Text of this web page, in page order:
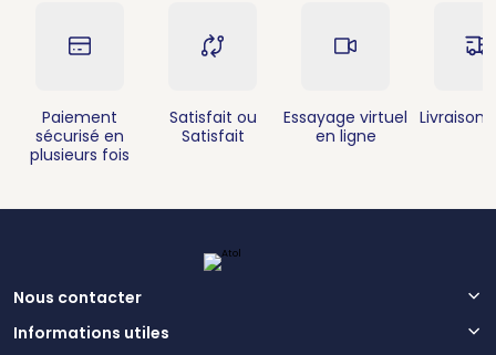
Paiement
sécurisé en
plusieurs fois
Satisfait ou
Satisfait
Essayage virtuel
en ligne
Livraison
Nous contacter
Informations utiles